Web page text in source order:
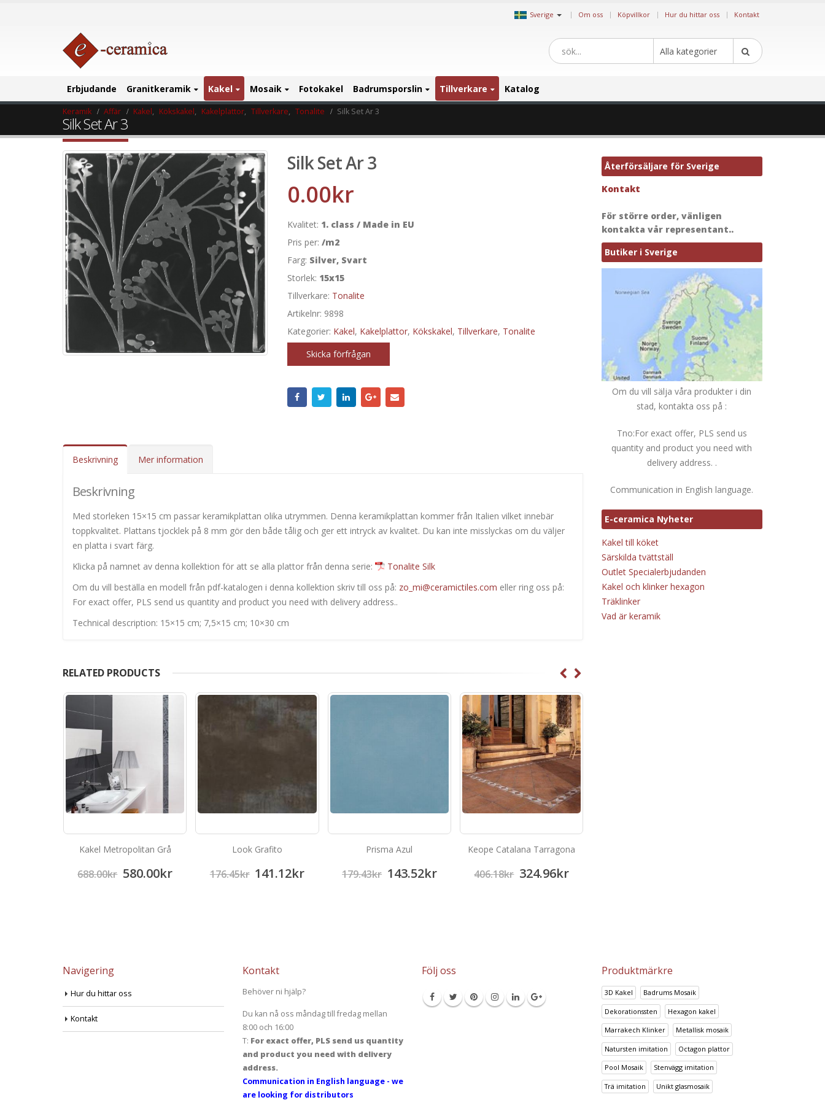
Sverige | Om oss Köpvillkor Hur du hittar oss Kontakt
Alla kategorier
Erbjudande Granitkeramik Kakel Mosaik Fotokakel Badrumsporslin Tillverkare Katalog
Keramik Affär Kakel, Kökskakel, Kakelplattor, Tillverkare, Tonalite Silk Set Ar 3
Silk Set Ar 3
Silk Set Ar 3
0.00kr
Kvalitet: 1. class / Made in EU
Pris per: /m2
Farg: Silver, Svart
Storlek: 15x15
Tillverkare: Tonalite
Artikelnr: 9898
Kategorier: Kakel, Kakelplattor, Kökskakel, Tillverkare, Tonalite
Skicka förfrågan
Beskrivning Mer information
Beskrivning
Med storleken 15×15 cm passar keramikplattan olika utrymmen. Denna keramikplattan kommer från Italien vilket innebär
toppkvalitet. Plattans tjocklek på 8 mm gör den både tålig och ger ett intryck av kvalitet. Du kan inte misslyckas om du väljer
en platta i svart färg.
Klicka på namnet av denna kollektion för att se alla plattor från denna serie:
Tonalite Silk
Om du vill beställa en modell från pdf-katalogen i denna kollektion skriv till oss på: zo_mi@ceramictiles.com eller ring oss på:
For exact offer, PLS send us quantity and product you need with delivery address..
Technical description: 15×15 cm; 7,5×15 cm; 10×30 cm
RELATED PRODUCTS
Kakel Metropolitan Grå
688.00kr 580.00kr
Look Grafito
176.45kr 141.12kr
Prisma Azul
179.43kr 143.52kr
Keope Catalana Tarragona
406.18kr 324.96kr
Återförsäljare för Sverige
Kontakt
För större order, vänligen
kontakta vår representant..
Butiker i Sverige
Om du vill sälja våra produkter i din
stad, kontakta oss på :
Tno:For exact offer, PLS send us
quantity and product you need with
delivery address. .
Communication in English language.
E-ceramica Nyheter
Kakel till köket
Särskilda tvättställ
Outlet Specialerbjudanden
Kakel och klinker hexagon
Träklinker
Vad är keramik
Navigering
Hur du hittar oss
Kontakt
Kontakt
Behöver ni hjälp?
Du kan nå oss måndag till fredag mellan
8:00 och 16:00
T: For exact offer, PLS send us quantity
and product you need with delivery
address.
Communication in English language - we
are looking for distributors
Följ oss Produktmärkre
3D Kakel Badrums Mosaik
Dekorationssten Hexagon kakel
Marrakech Klinker Metallisk mosaik
Natursten imitation Octagon plattor
Pool Mosaik Stenvägg imitation
Trä imitation Unikt glasmosaik